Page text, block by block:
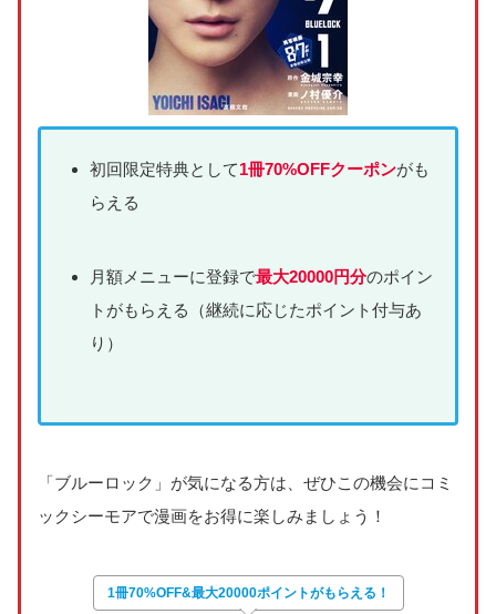
初回限定特典として1冊70%OFFクーポンがも
らえる
月額メニューに登録で最大20000円分のポイン
トがもらえる（継続に応じたポイント付与あ
り）
「ブルーロック」が気になる方は、ぜひこの機会にコミ
ックシーモアで漫画をお得に楽しみましょう！
1冊70%OFF&最大20000ポイントがもらえる！